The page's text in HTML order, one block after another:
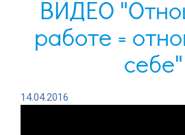
ВИДЕО
работе =
себе"
14.04.2016